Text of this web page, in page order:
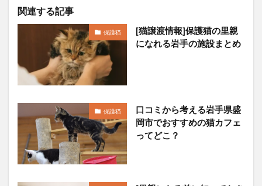
関連する記事
保護猫
[猫譲渡情報]保護猫の里親
になれる岩手の施設まとめ
保護猫
口コミから考える岩手県盛
岡市でおすすめの猫カフェ
ってどこ？